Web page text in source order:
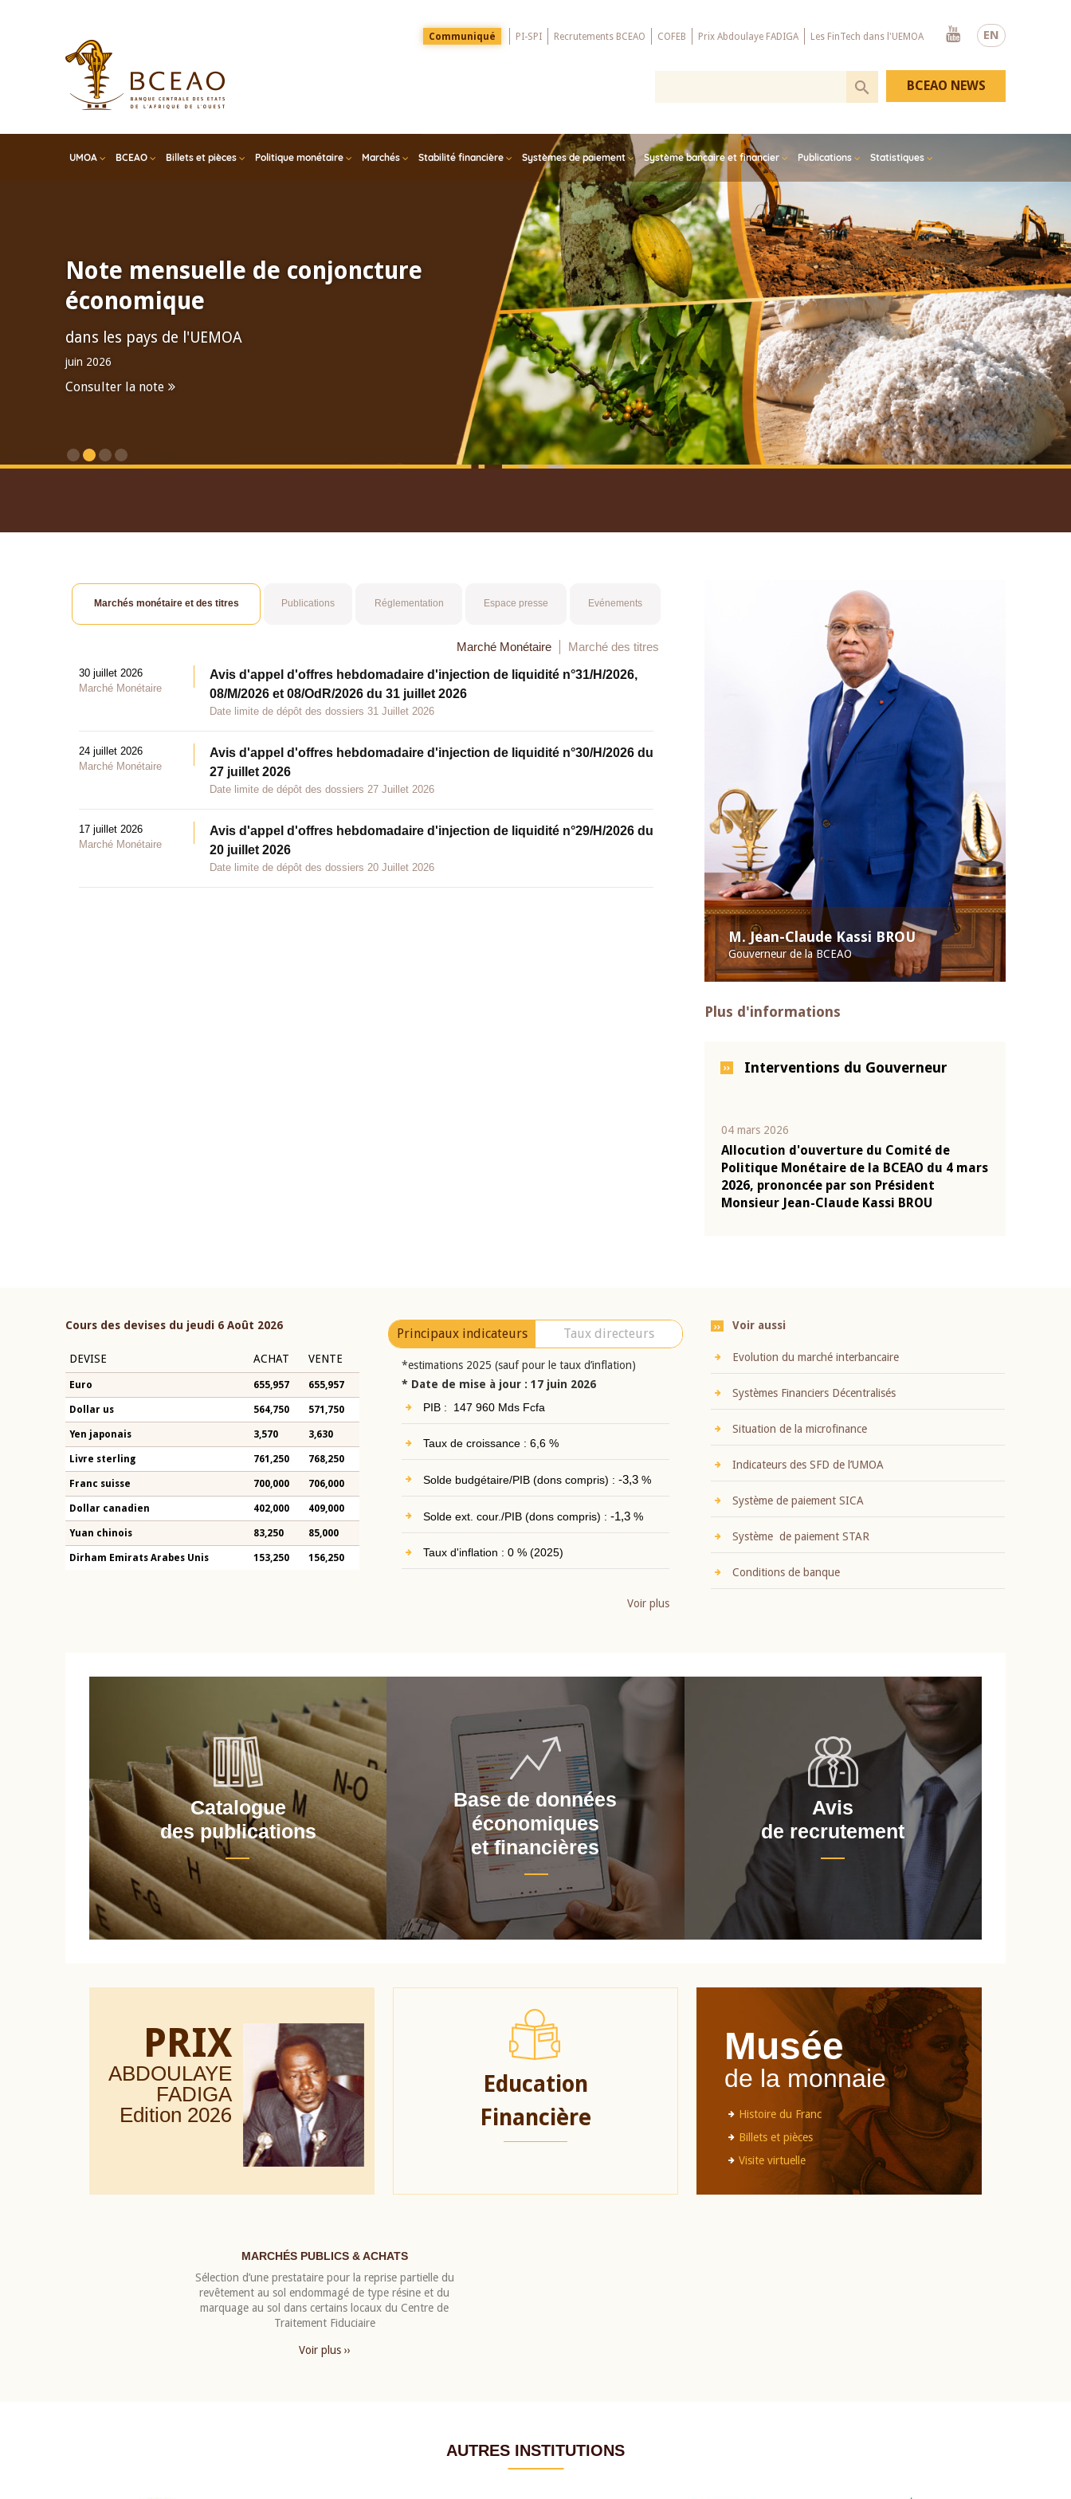
EN
Menu
Top
Communiqué PI-SPI Recrutements BCEAO COFEB Prix Abdoulaye FADIGA Les FinTech dans l'UEMOA
Youtube
UMOA BCEAO Billets et pièces Politique monétaire Marchés Stabilité financière Systèmes de paiement Système bancaire et financier Publications Statistiques
BCEAO NEWS
Note mensuelle de conjoncture
économique
dans les pays de l'UEMOA
juin 2026
Consulter la note
M. Jean-Claude Kassi BROU
Gouverneur de la BCEAO
Plus d'informations
Interventions du Gouverneur
04 mars 2026
Allocution d'ouverture du Comité de
Politique Monétaire de la BCEAO du 4 mars
2026, prononcée par son Président
Monsieur Jean-Claude Kassi BROU
Marchés monétaire et des titres Publications Réglementation Espace presse Evénements
Marché Monétaire Marché des titres
30 juillet 2026
Marché Monétaire
Avis d'appel d'offres hebdomadaire d'injection de liquidité n°31/H/2026,
08/M/2026 et 08/OdR/2026 du 31 juillet 2026
Date limite de dépôt des dossiers 31 Juillet 2026
24 juillet 2026
Marché Monétaire
Avis d'appel d'offres hebdomadaire d'injection de liquidité n°30/H/2026 du
27 juillet 2026
Date limite de dépôt des dossiers 27 Juillet 2026
17 juillet 2026
Marché Monétaire
Avis d'appel d'offres hebdomadaire d'injection de liquidité n°29/H/2026 du
20 juillet 2026
Date limite de dépôt des dossiers 20 Juillet 2026
Cours des devises du jeudi 6 Août 2026
DEVISE ACHAT VENTE
Euro 655,957 655,957
Dollar us 564,750 571,750
Yen japonais 3,570 3,630
Livre sterling 761,250 768,250
Franc suisse 700,000 706,000
Dollar canadien 402,000 409,000
Yuan chinois 83,250 85,000
Dirham Emirats Arabes Unis 153,250 156,250
Principaux indicateurs Taux directeurs
*estimations 2025 (sauf pour le taux d’inflation)
* Date de mise à jour : 17 juin 2026
PIB : 147 960 Mds Fcfa
Taux de croissance : 6,6 %
Solde budgétaire/PIB (dons compris) : -3,3%
Solde ext. cour./PIB (dons compris) : -1,3%
Taux d'inflation : 0 % (2025)
Voir plus
Voir aussi
Evolution du marché interbancaire
Systèmes Financiers Décentralisés
Situation de la microfinance
Indicateurs des SFD de l’UMOA
Système de paiement SICA
Système de paiement STAR
Conditions de banque
Catalogue
des publications
Base de données
économiques
et financières
Avis
de recrutement
PRIX
ABDOULAYE
FADIGA
Edition 2026
Education
Financière
Musée
de la monnaie
Histoire du Franc
Billets et pièces
Visite virtuelle
MARCHÉS PUBLICS & ACHATS
Sélection d’une prestataire pour la reprise partielle du
revêtement au sol endommagé de type résine et du
marquage au sol dans certains locaux du Centre de
Traitement Fiduciaire
Voir plus ››
AUTRES INSTITUTIONS